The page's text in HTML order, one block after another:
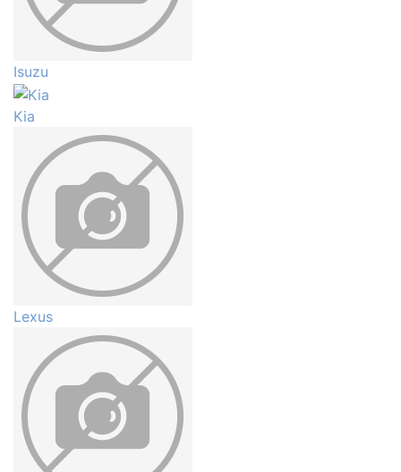
Isuzu
Kia
Lexus